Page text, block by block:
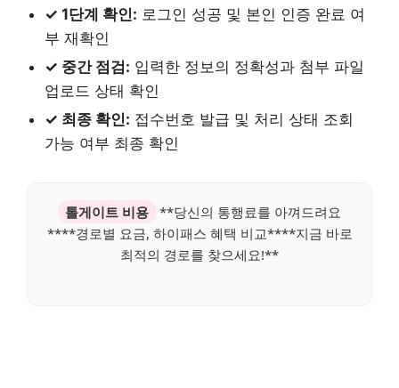
✓ 1단계 확인: 로그인 성공 및 본인 인증 완료 여
부 재확인
✓ 중간 점검: 입력한 정보의 정확성과 첨부 파일
업로드 상태 확인
✓ 최종 확인: 접수번호 발급 및 처리 상태 조회
가능 여부 최종 확인
톨게이트 비용 **당신의 통행료를 아껴드려요
****경로별 요금, 하이패스 혜택 비교****지금 바로
최적의 경로를 찾으세요!**